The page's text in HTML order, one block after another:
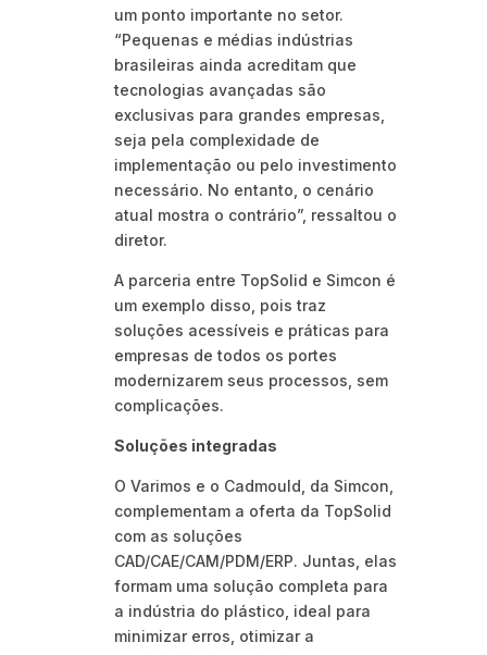
um ponto importante no setor.
“Pequenas e médias indústrias
brasileiras ainda acreditam que
tecnologias avançadas são
exclusivas para grandes empresas,
seja pela complexidade de
implementação ou pelo investimento
necessário. No entanto, o cenário
atual mostra o contrário”, ressaltou o
diretor.
A parceria entre TopSolid e Simcon é
um exemplo disso, pois traz
soluções acessíveis e práticas para
empresas de todos os portes
modernizarem seus processos, sem
complicações.
Soluções integradas
O Varimos e o Cadmould, da Simcon,
complementam a oferta da TopSolid
com as soluções
CAD/CAE/CAM/PDM/ERP. Juntas, elas
formam uma solução completa para
a indústria do plástico, ideal para
minimizar erros, otimizar a